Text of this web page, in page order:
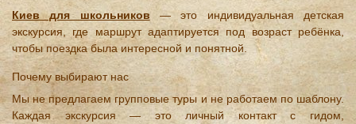
Киев для школьников — это индивидуальная детская
экскурсия, где маршрут адаптируется под возраст ребёнка,
чтобы поездка была интересной и понятной.
Почему выбирают нас
Мы не предлагаем групповые туры и не работаем по шаблону.
Каждая экскурсия — это личный контакт с гидом,